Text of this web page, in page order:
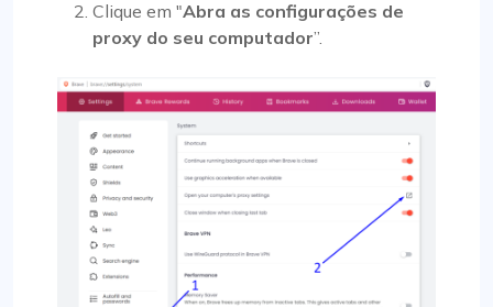
Clique em "Abra as configurações de
proxy do seu computador”.